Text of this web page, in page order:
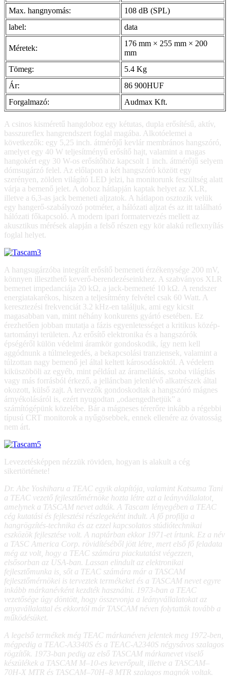
Max. hangnyomás:
108 dB (SPL)
label:
data
Méretek:
176 mm × 255 mm × 200
mm
Tömeg:
5.4 Kg
Ár:
86 900HUF
Forgalmazó:
Audmax Kft.
A csinos kisméretű hangdoboz egy kétutas, dupla erősítésű, aktív,
basszureflex hangrendszert foglal magába. Alkotóelemei a
következők: egy 5,25 inch. átmérőjű kevlár membrános hangszóró,
amelyet egy 40 W teljesítményű erősítő hajt, valamint a magas
hangokért egy 30 W-os erősítőhöz kapcsolt 1 inch. átmérőjű selyem
dómsugárzó felel. Az előlapon a két hangszóró között egy
szerényen, zölden világító LED jelzi, ha monitorunk feszültség alatt
várja a bemenő jelet. A doboz hátlapján kaptak helyet az XLR,
illetve a 6,3-as jack bemeneti aljzatok. A hátlapon osztozik velük
egy hangerő-szabályozó potméter, a hálózati aljzat és az itt található
hálózati főkapcsoló. A modern ipari formatervezés mellett az
akusztikus mérések alapján a felső részen egy kör alakú reflexnyílás
foglal helyet.
A hangsugárzóba integrált erősítő bemeneti érzékenysége 200 mV,
könnyen illeszthető keverő-berendezéseinkhez. A szabványos XLR
bemenet impedanciája 20 kΩ, a jack-bemeneté 10 kΩ. A rendszer
energiatakarékos, hiszen a teljesítmény felvétel csak 60 Watt. A
keresztezési frekvenciát 3.2 kHz-en találjuk, ami egy kicsit
magasabban van, mint néhány konkurens gyártó esetében. Ez
érezhetően jobban mutatja a fázis egyenletességet a kritikus közép-
tartományi területen. Az erősítő elektronika és a hangszórók
épségéről külön védelmi áramkör gondoskodik, így nem kell
aggódnunk a túlmelegedés, a bekapcsolási tranziensek, valamint a
túlzottan nagy bemenő jel által keltett károsodásoktól. A védelem
kiküszöböli az egyéb, mint például az áramellátás, szoba világítás
vagy más forrásból érkező, a jelláncban jelenlévő alkatrészek által
okozott, külső zajt. A tervezők gondoskodtak a hangszóró mágnes
árnyékolásáról is, ezért nyugodtan „odaengedhetjük” a
számítógépünk közelébe. Bár a mágneses térerőre inkább a régebbi
típusú CRT monitorok a nyűgösebbek, ennek ellenére az óvatosság
nem árt.
Levezetésképpen nézzük röviden, hogyan is alakult a cég
sikertörténete!
Dr. Abe Yoshiharu a TEAC egyik alapítója, valamint Katsuma Tani
a TEAC vezető fejlesztőmérnöke hozta létre azt a leányvállalatot,
amelynek a TASCAM nevet adták. A Tascam lényegében a TEAC
cég kutatási és fejlesztési részlegeként indult. A fő profilja a
hangrögzítés-technika és az ezzel kapcsolatos stúdiótechnikai
eszközök fejlesztése volt. A naptárban ekkor 1971-et írtunk. Ez a név
a TASC America Corp. rövidítéséből jött létre, mert első fő feladata
még az volt, hogy a TEAC számára piackutatást végezzen,
elsősorban az USA-ban. Lassan elindult az elektronikai
fejlesztőmunka is, sőt a TEAC számára már a TASCAM
fejlesztőmérnökei is terveztek termékeket és a TASCAM nevet egyre
inkább márkanévként kezdték használni. 1973-ban a TEAC
vezetősége úgy döntött, hogy összevonja a leányvállalatokat az
anyavállalattal és ekkortól már TASCAM néven folytatták tovább a
működésüket.
A legelső termékek még TEAC márkanéven jelentek meg 1972-ben,
mégpedig a TEAC-A3340S és a TEAC-A2340S négysávos szalagos
rögzítők. 1973-ban pedig az első TASCAM márkanevet viselő
készülékek a TASCAM M–10-es keverőpult, illetve a TASCAM–
70H-X MTR és TASCAM–70H–8 MTR szalagos magnók voltak.